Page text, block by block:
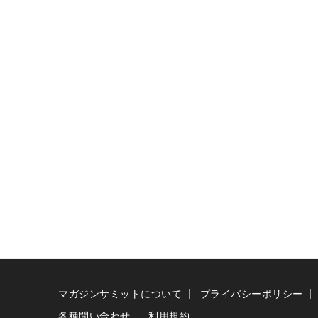
マガジンサミットについて プライバシーポリシー